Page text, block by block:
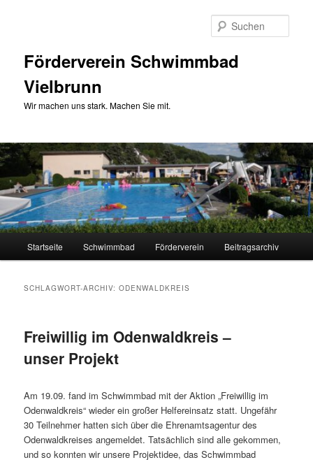
Förderverein Schwimmbad
Vielbrunn
Wir machen uns stark. Machen Sie mit.
Startseite Schwimmbad Förderverein Beitragsarchiv
SCHLAGWORT-ARCHIV:ODENWALDKREIS
Freiwillig im Odenwaldkreis –
unser Projekt
Am 19.09. fand im Schwimmbad mit der Aktion „Freiwillig im
Odenwaldkreis“ wieder ein großer Helfereinsatz statt. Ungefähr
30 Teilnehmer hatten sich über die Ehrenamtsagentur des
Odenwaldkreises angemeldet. Tatsächlich sind alle gekommen,
und so konnten wir unsere Projektidee, das Schwimmbad